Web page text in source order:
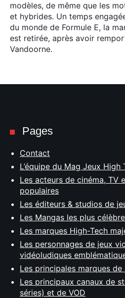
modèles, de même que les
et hybrides. Un temps
du monde de Formule E, la
est retirée, après avoir
Vandoorne.
Pages
Contact
L’équipe du Mag Jeux High
Les acteurs de cinéma, TV
populaires
Les éditeurs & studios de
Les Mangas les plus
Les marques High-Tech
Les personnages de jeux
vidéoludiques
Les principales marques
Les principaux canaux de
séries) et de VOD